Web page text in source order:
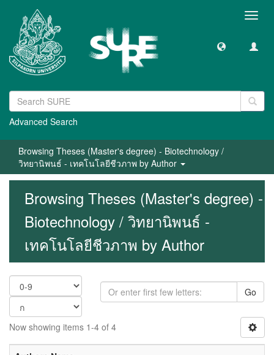
Advanced Search
Browsing Theses (Master's degree) - Biotechnology /
วิทยานิพนธ์ - เทคโนโลยีชีวภาพ by Author
Browsing Theses (Master's degree) -
Biotechnology / วิทยานิพนธ์ -
เทคโนโลยีชีวภาพ by Author
Go
Now showing items 1-4 of 4